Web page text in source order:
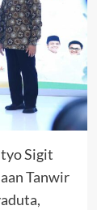
Sigit
Tanwir